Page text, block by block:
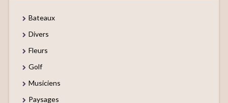
Bateaux
Divers
Fleurs
Golf
Musiciens
Paysages